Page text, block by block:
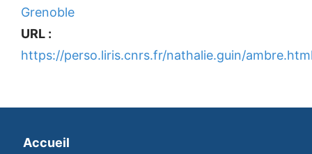
Grenoble
URL :
https://perso.liris.cnrs.fr/nathalie.guin/
Accueil